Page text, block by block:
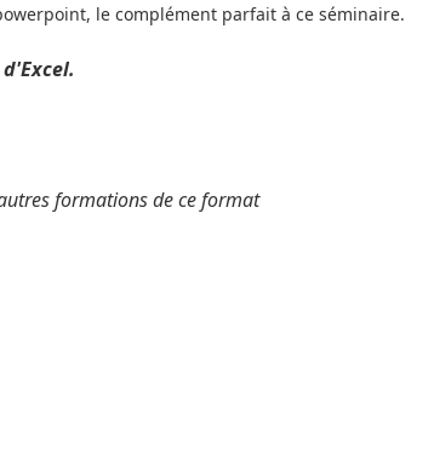
le complément parfait à ce séminaire.
formations de ce format